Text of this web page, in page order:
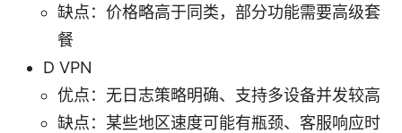
缺点：价格略高于同类，部分功能需要高级套
餐
D VPN
优点：无日志策略明确、支持多设备并发较高
缺点：某些地区速度可能有瓶颈、客服响应时